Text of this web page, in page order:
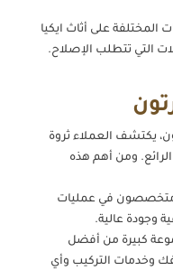
المختلفة على أثاث ايكيا
التي تتطلب الإصلاح.
يكتشف العملاء ثروة
ومن أهم هذه
متخصصون في عمليات
وجودة عالية.
كبيرة من أفضل
وخدمات التركيب وأي